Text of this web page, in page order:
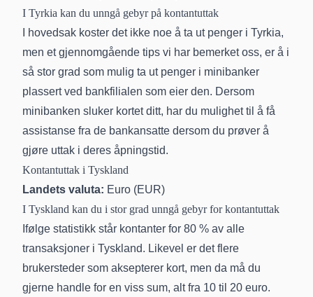
I Tyrkia kan du unngå gebyr på kontantuttak
I hovedsak koster det ikke noe å ta ut penger i Tyrkia,
men et gjennomgående tips vi har bemerket oss, er å i
så stor grad som mulig ta ut penger i minibanker
plassert ved bankfilialen som eier den. Dersom
minibanken sluker kortet ditt, har du mulighet til å få
assistanse fra de bankansatte dersom du prøver å
gjøre uttak i deres åpningstid.
Kontantuttak i Tyskland
Landets valuta: Euro (EUR)
I Tyskland kan du i stor grad unngå gebyr for kontantuttak
Ifølge statistikk står kontanter for 80 % av alle
transaksjoner i Tyskland. Likevel er det flere
brukersteder som aksepterer kort, men da må du
gjerne handle for en viss sum, alt fra 10 til 20 euro.